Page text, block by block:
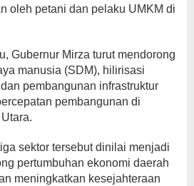
oleh petani dan pelaku UMKM di
Gubernur Mirza turut mendorong
manusia (SDM), hilirisasi
pembangunan infrastruktur
pembangunan di
sektor tersebut dinilai menjadi
pertumbuhan ekonomi daerah
meningkatkan kesejahteraan